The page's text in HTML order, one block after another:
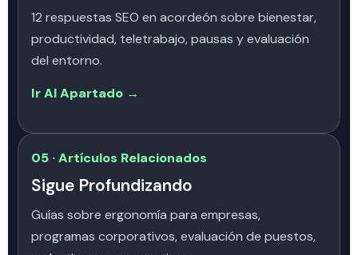
12 respuestas SEO en acordeón sobre bienestar,
productividad, teletrabajo, pausas y evaluación
del entorno.
Ir Al Apartado →
05 · Artículos Relacionados
Sigue Profundizando
Guías sobre ergonomía para empresas,
programas corporativos, evaluación de puestos,